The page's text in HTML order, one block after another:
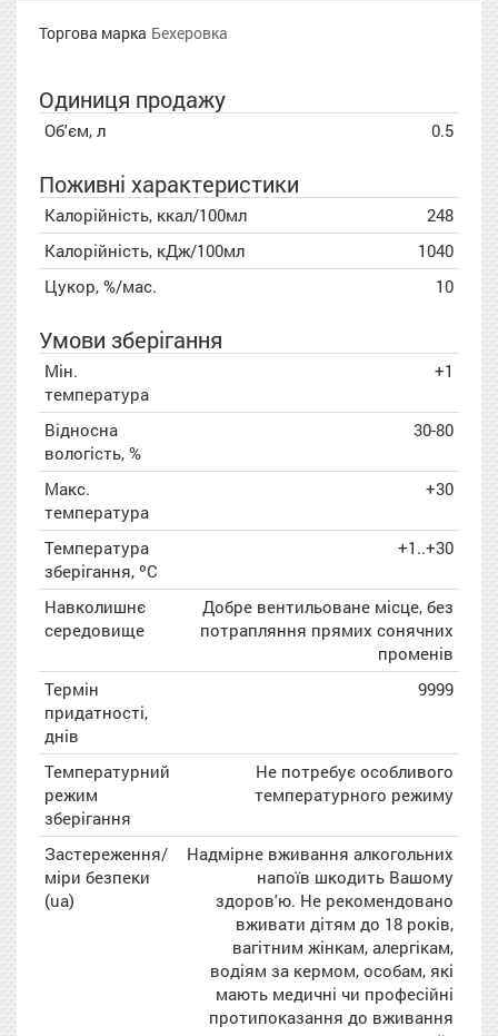
Торгова марка Бехеровка
Одиниця продажу
Об'єм, л 0.5
Поживні характеристики
Калорійність, ккал/100мл
248
Калорійність, кДж/100мл
1040
Цукор, %/мас.
10
Умови зберігання
Мін.
температура
+1
Відносна
вологість, %
30-80
Макс.
температура
+30
Температура
зберігання, ºC
+1..+30
Навколишнє
середовище
Добре вентильоване місце, без
потрапляння прямих сонячних
променів
Термін
придатності,
днів
9999
Температурний
режим
зберігання
Не потребує особливого
температурного режиму
Застереження/
міри безпеки
(ua)
Надмірне вживання алкогольних
напоїв шкодить Вашому
здоров'ю. Не рекомендовано
вживати дітям до 18 років,
вагітним жінкам, алергікам,
водіям за кермом, особам, які
мають медичні чи професійні
протипоказання до вживання